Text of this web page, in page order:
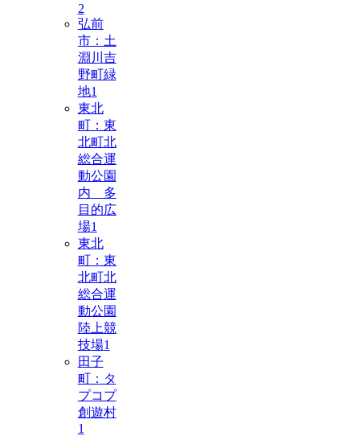
2
弘前
市：土
淵川吉
野町緑
地1
東北
町：東
北町北
総合運
動公園
内 多
目的広
場1
東北
町：東
北町北
総合運
動公園
陸上競
技場1
田子
町：タ
プコプ
創遊村
1